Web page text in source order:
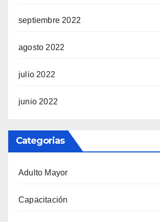
septiembre 2022
agosto 2022
julio 2022
junio 2022
Categorias
Adulto Mayor
Capacitación